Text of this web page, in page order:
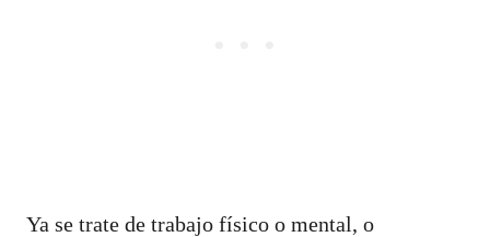
Ya se trate de trabajo físico o mental, o